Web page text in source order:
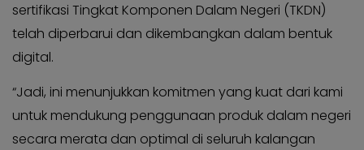
sertifikasi Tingkat Komponen Dalam Negeri (TKDN)
telah diperbarui dan dikembangkan dalam bentuk
digital.
“Jadi, ini menunjukkan komitmen yang kuat dari kami
untuk mendukung penggunaan produk dalam negeri
secara merata dan optimal di seluruh kalangan